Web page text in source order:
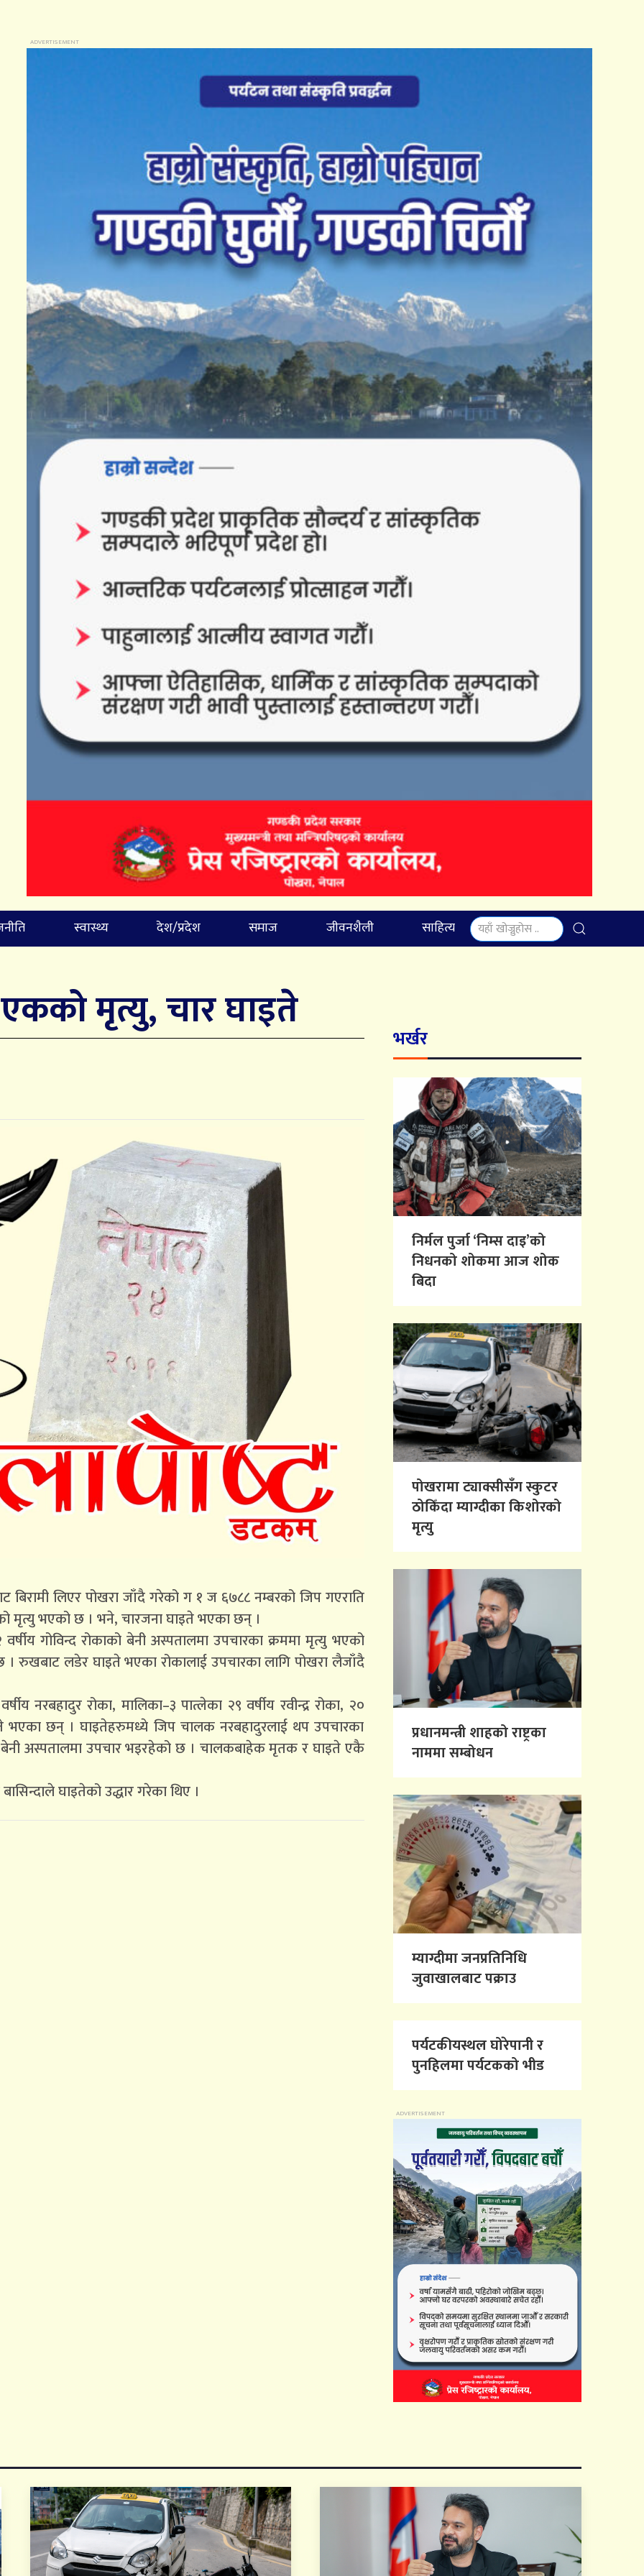
स्वास्थ्य देश/प्रदेश समाज जीवनशैली साहित्य
एकको मृत्यु, चार घाइते
बिरामी लिएर पोखरा जाँदै गरेको ग १ ज ६७८८ नम्बरको जिप गएराति
मृत्यु भएको छ । भने, चारजना घाइते भएका छन् ।
गोविन्द रोकाको बेनी अस्पतालमा उपचारका क्रममा मृत्यु भएको
छ । रुखबाट लडेर घाइते भएका रोकालाई उपचारका लागि पोखरा लैजाँदै
नरबहादुर रोका, मालिका–३ पात्लेका २९ वर्षीय रवीन्द्र रोका, २०
भएका छन् । घाइतेहरुमध्ये जिप चालक नरबहादुरलाई थप उपचारका
बेनी अस्पतालमा उपचार भइरहेको छ । चालकबाहेक मृतक र घाइते एकै
घाइतेको उद्धार गरेका थिए ।
भर्खर
निर्मल पुर्जा ‘निम्स दाइ’को
निधनको शोकमा आज शोक
बिदा
पोखरामा ट्याक्सीसँग स्कुटर
ठोकिँदा म्याग्दीका किशोरको
मृत्यु
प्रधानमन्त्री शाहको राष्ट्रका
नाममा सम्बोधन
म्याग्दीमा जनप्रतिनिधि
जुवाखालबाट पक्राउ
पर्यटकीयस्थल घोरेपानी र
पुनहिलमा पर्यटकको भीड